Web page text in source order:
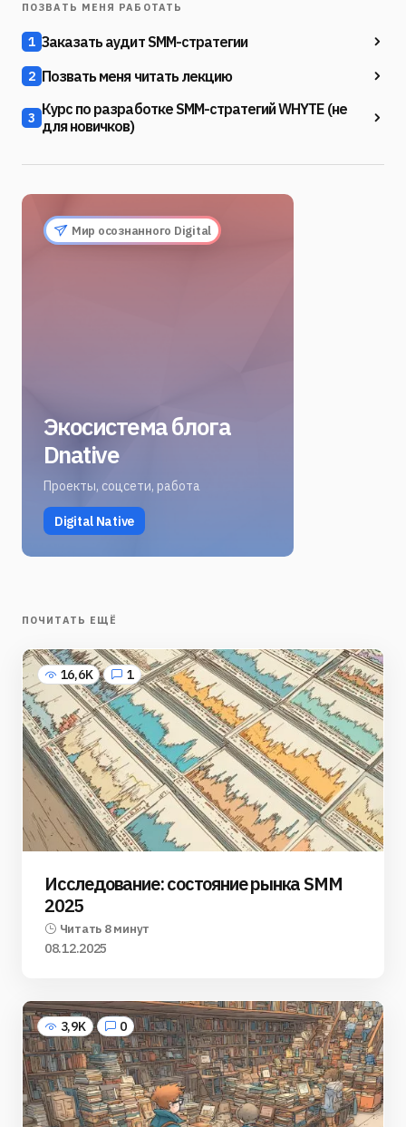
ПОЗВАТЬ МЕНЯ РАБОТАТЬ
1 Заказать аудит SMM-стратегии
2 Позвать меня читать лекцию
3 Курс по разработке SMM-стратегий WHYTE (не
для новичков)
Мир осознанного Digital
Экосистема блога
Dnative
Проекты, соцсети, работа
Digital Native
ПОЧИТАТЬ ЕЩЁ
16,6K 1
Исследование: состояние рынка SMM
2025
Читать 8 минут
08.12.2025
3,9K 0